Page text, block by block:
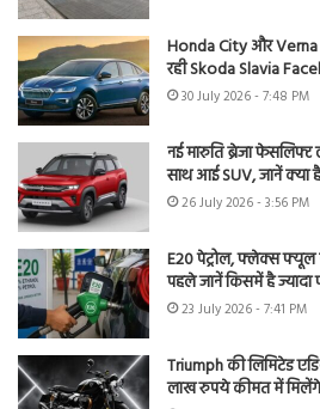
Honda City और
रही Skoda Slavia
30 July 2026 - 7:48 PM
नई मारुति ब्रेजा
साथ आई SUV, जानें क्या
26 July 2026 - 3:56 PM
E20 पेट्रोल, फ्लेक्स फ्यूल
पहले जानें किसमें है ज्यादा
23 July 2026 - 7:41 PM
Triumph की लिमिटेड
लाख रुपये कीमत में मिलेंगे